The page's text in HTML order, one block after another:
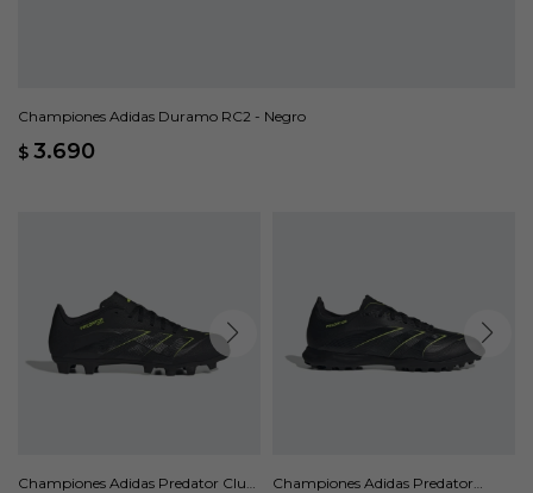
Championes Adidas Duramo RC2 - Negro
$ 3.690
Championes Adidas Predator Club
Championes Adidas Predator